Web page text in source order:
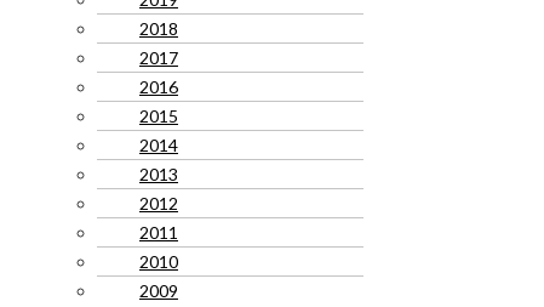
2018
2017
2016
2015
2014
2013
2012
2011
2010
2009